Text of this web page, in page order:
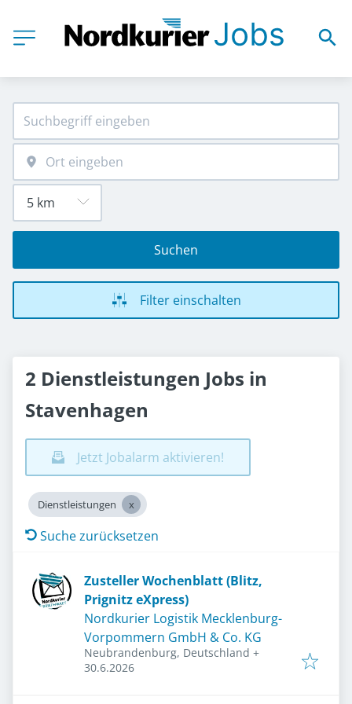
Suchen
Filter einschalten
2 Dienstleistungen Jobs in
Stavenhagen
Jetzt Jobalarm aktivieren!
Dienstleistungen
Suche zurücksetzen
Zusteller Wochenblatt (Blitz,
Prignitz eXpress)
Nordkurier Logistik Mecklenburg-
Vorpommern GmbH & Co. KG
Neubrandenburg, Deutschland +
Veröffentlicht
30.6.2026